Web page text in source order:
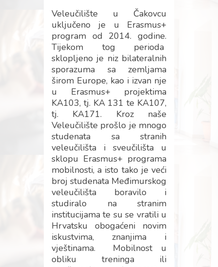
Veleučilište u Čakovcu
uključeno je u Erasmus+
program od 2014. godine.
Tijekom tog perioda
sklopljeno je niz bilateralnih
sporazuma sa zemljama
širom Europe, kao i izvan nje
u Erasmus+ projektima
KA103, tj. KA 131 te KA107,
tj. KA171. Kroz naše
Veleučilište prošlo je mnogo
studenata sa stranih
veleučilišta i sveučilišta u
sklopu Erasmus+ programa
mobilnosti, a isto tako je veći
broj studenata Međimurskog
veleučilišta boravilo i
studiralo na stranim
institucijama te su se vratili u
Hrvatsku obogaćeni novim
iskustvima, znanjima i
vještinama. Mobilnost u
obliku treninga ili